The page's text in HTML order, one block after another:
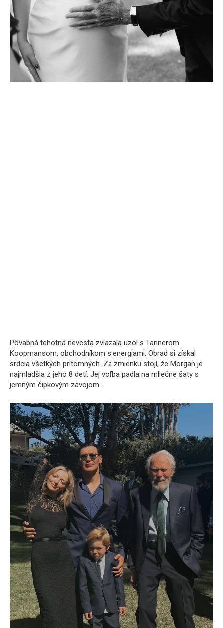
Pôvabná tehotná nevesta zviazala uzol s Tannerom
Koopmansom, obchodníkom s energiami. Obrad si získal
srdcia všetkých prítomných. Za zmienku stojí, že Morgan je
najmladšia z jeho 8 detí. Jej voľba padla na mliečne šaty s
jemným čipkovým závojom.